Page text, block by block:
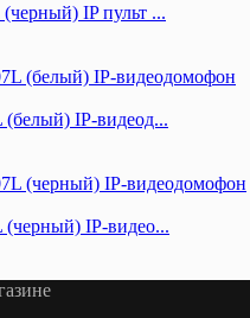
IP пульт ...
(белый) IP-видеод...
(черный) IP-видео...